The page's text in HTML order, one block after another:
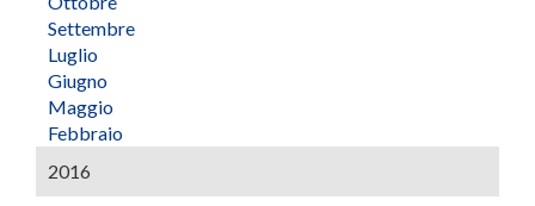
Settembre
Luglio
Giugno
Maggio
Febbraio
2016